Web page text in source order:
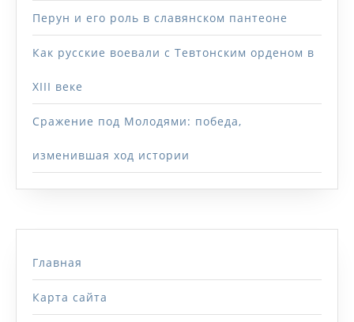
Перун и его роль в славянском пантеоне
Как русские воевали с Тевтонским орденом в
XIII веке
Сражение под Молодями: победа,
изменившая ход истории
Главная
Карта сайта